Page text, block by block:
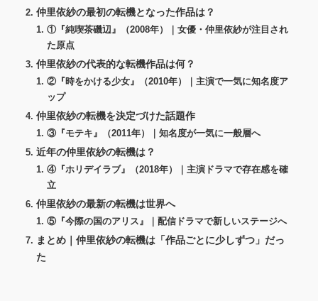
仲里依紗の最初の転機となった作品は？
①『純喫茶磯辺』（2008年）｜女優・仲里依紗が注目され
た原点
仲里依紗の代表的な転機作品は何？
②『時をかける少女』（2010年）｜主演で一気に知名度ア
ップ
仲里依紗の転機を決定づけた話題作
③『モテキ』（2011年）｜知名度が一気に一般層へ
近年の仲里依紗の転機は？
④『ホリデイラブ』（2018年）｜主演ドラマで存在感を確
立
仲里依紗の最新の転機は世界へ
⑤『今際の国のアリス』｜配信ドラマで新しいステージへ
まとめ｜仲里依紗の転機は「作品ごとに少しずつ」だっ
た